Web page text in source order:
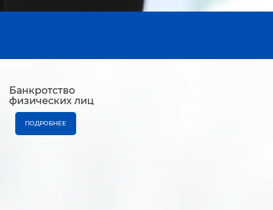
Банкротство
физических лиц
ПОДРОБНЕЕ